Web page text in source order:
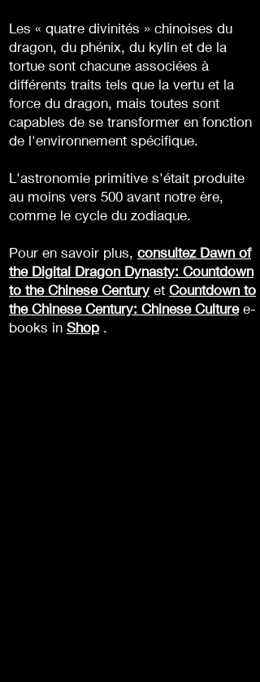
Les « quatre divinités » chinoises du
dragon, du phénix, du kylin et de la
tortue sont chacune associées à
différents traits tels que la vertu et la
force du dragon, mais toutes sont
capables de se transformer en fonction
de l'environnement spécifique.
L'astronomie primitive s'était produite
au moins vers 500 avant notre ère,
comme le cycle du zodiaque.
Pour en savoir plus, consultez Dawn of
the Digital Dragon Dynasty: Countdown
to the Chinese Century et Countdown to
the Chinese Century: Chinese Culturee-
books in Shop.